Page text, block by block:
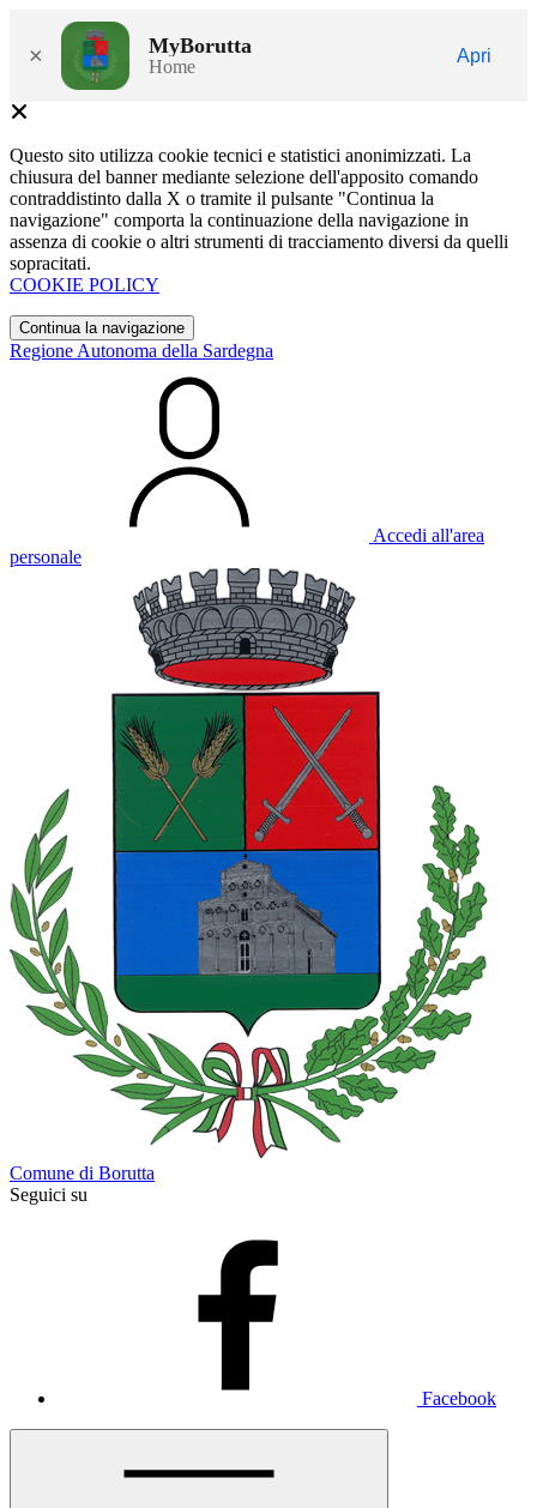
× MyBorutta
Home
Apri
Questo sito utilizza cookie tecnici e statistici anonimizzati. La
chiusura del banner mediante selezione dell'apposito comando
contraddistinto dalla X o tramite il pulsante "Continua la
navigazione" comporta la continuazione della navigazione in
assenza di cookie o altri strumenti di tracciamento diversi da quelli
sopracitati.
COOKIE POLICY
Continua la navigazione
Regione Autonoma della Sardegna
Accedi all'area
personale
Comune di Borutta
Seguici su
Facebook